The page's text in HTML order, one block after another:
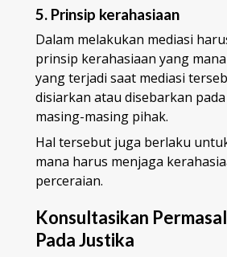
5. Prinsip kerahasiaan
Dalam melakukan mediasi
prinsip kerahasiaan yang
yang terjadi saat mediasi
disiarkan atau disebarkan
masing-masing pihak.
Hal tersebut juga berlaku
mana harus menjaga
perceraian.
Konsultasikan
Pada Justika